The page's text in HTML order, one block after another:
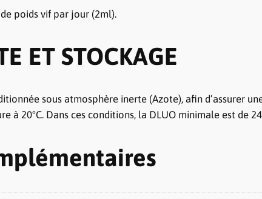
poids vif par jour (2ml).
ET STOCKAGE
sous atmosphère inerte (Azote), afin d’assurer
à 20°C. Dans ces conditions, la DLUO minimale est de